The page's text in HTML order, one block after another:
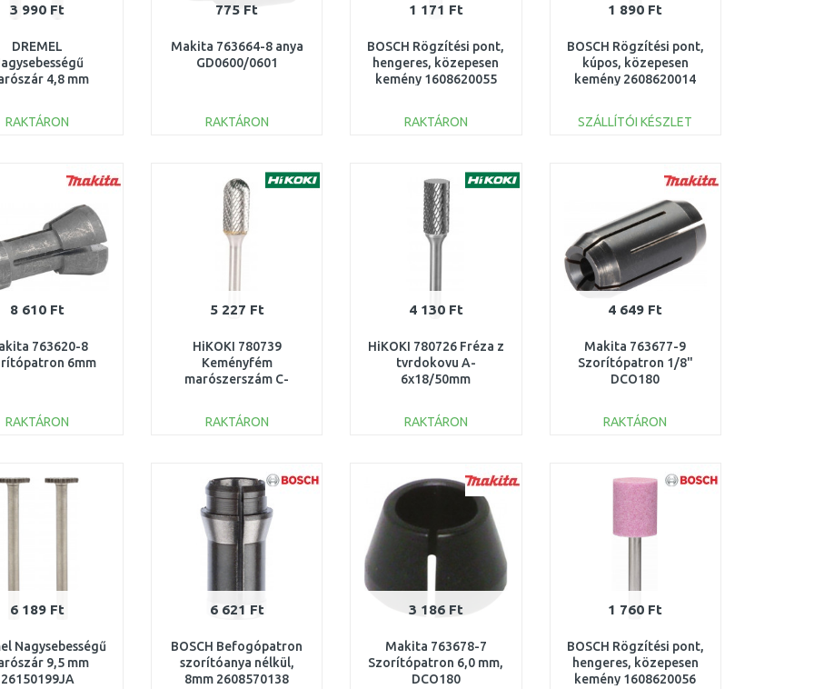
3 990 Ft
DREMEL
4,8 mm
RAKTÁRON
Összehasonlítás
775 Ft
Makita 763664-8 anya
GD0600/0601
RAKTÁRON
Összehasonlítás
1 171 Ft
BOSCH Rögzítési pont,
hengeres, közepesen
kemény 1608620055
RAKTÁRON
Összehasonlítás
1 890 Ft
BOSCH Rögzítési pont,
kúpos, közepesen
kemény 2608620014
SZÁLLÍTÓI KÉSZLET
Összehasonlítás
8 610 Ft
763620-8
6mm
RAKTÁRON
Összehasonlítás
5 227 Ft
HiKOKI 780739
Keményfém
marószerszám C-
RAKTÁRON
Összehasonlítás
4 130 Ft
HiKOKI 780726 Fréza z
tvrdokovu A-
6x18/50mm
RAKTÁRON
Összehasonlítás
4 649 Ft
Makita 763677-9
Szorítópatron 1/8"
DCO180
RAKTÁRON
Összehasonlítás
6 189 Ft
Nagysebességű
9,5 mm
26150199JA
6 621 Ft
BOSCH Befogópatron
szorítóanya nélkül,
8mm 2608570138
3 186 Ft
Makita 763678-7
Szorítópatron 6,0 mm,
DCO180
1 760 Ft
BOSCH Rögzítési pont,
hengeres, közepesen
kemény 1608620056